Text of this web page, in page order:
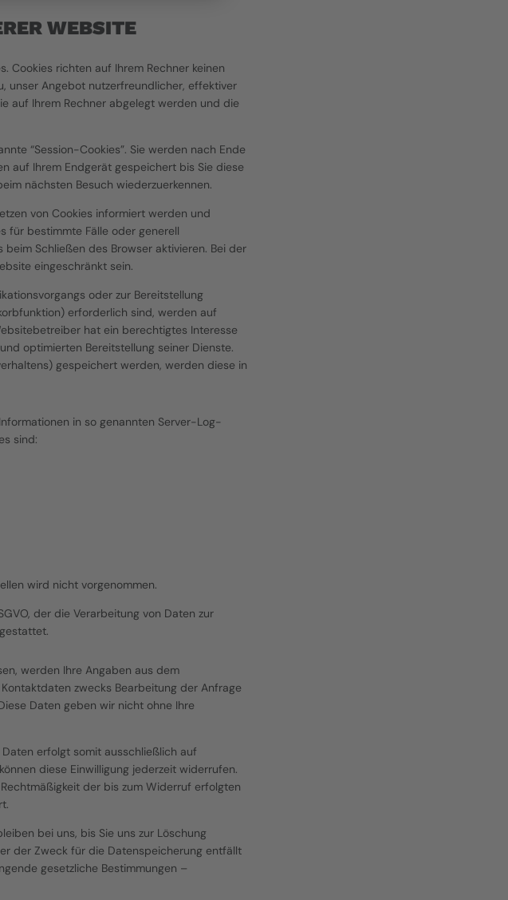
WEBSITE
Cookies richten auf Ihrem Rechner keinen
unser Angebot nutzerfreundlicher, effektiver
auf Ihrem Rechner abgelegt werden und die
“Session-Cookies”. Sie werden nach Ende
auf Ihrem Endgerät gespeichert bis Sie diese
nächsten Besuch wiederzuerkennen.
von Cookies informiert werden und
für bestimmte Fälle oder generell
Schließen des Browser aktivieren. Bei der
eingeschränkt sein.
oder zur Bereitstellung
erforderlich sind, werden auf
hat ein berechtigtes Interesse
optimierten Bereitstellung seiner Dienste.
gespeichert werden, werden diese in
in so genannten Server-Log-
sind:
wird nicht vorgenommen.
der die Verarbeitung von Daten zur
werden Ihre Angaben aus dem
zwecks Bearbeitung der Anfrage
Daten geben wir nicht ohne Ihre
erfolgt somit ausschließlich auf
diese Einwilligung jederzeit widerrufen.
der bis zum Widerruf erfolgten
bei uns, bis Sie uns zur Löschung
der Zweck für die Datenspeicherung entfällt
gesetzliche Bestimmungen –